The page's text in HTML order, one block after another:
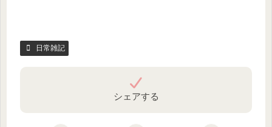
日常雑記
シェアする